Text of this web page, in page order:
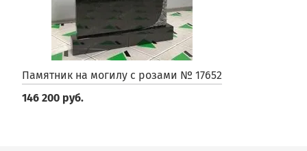
Памятник на могилу с розами № 17652
146 200 руб.